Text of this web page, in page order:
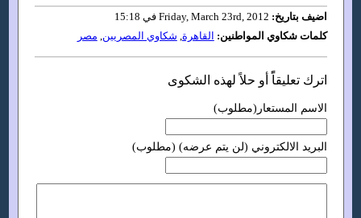
اضيف بتاريخ:
كلمات شكاوي المواطنين: القاهرة, شكاوي المصريين, مصر
اترك تعليقاًً أو حلاً لهذه الشكوى
الاسم المستعار(مطلوب)
البريد الالكتروني (لن يتم عرضه) (مطلوب)